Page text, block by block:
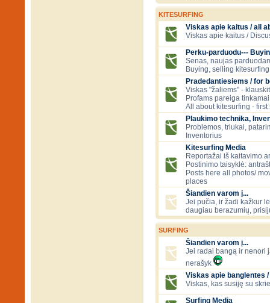
KITESURFING
Viskas apie kaitus / all
Viskas apie kaitus /
Perku-parduodu---
Senas, naujas
Buying, selling
Pradedantiesiems / for
Viskas "žaliems" -
Profams pareiga
All about kitesurfing - first
Plaukimo technika,
Problemos, triukai,
Inventorius
Kitesurfing Media
Reportažai iš kaitavimo
Postinimo taisyklė:
Posts here all photos/
places
Šiandien varom į...
Jei pučia, ir žadi kažkur
daugiau berazumių,
SURFING
Šiandien varom į...
Jei radai bangą ir nenori
nerašyk
Viskas apie banglentes
Viskas, kas susiję su
Surfing Media